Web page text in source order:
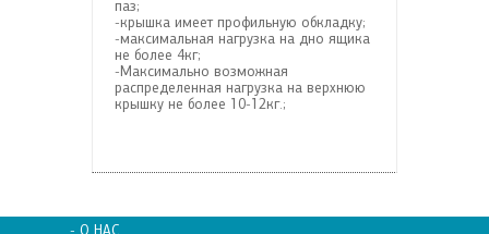
паз;
-крышка имеет профильную обкладку;
-максимальная нагрузка на дно ящика
не более 4кг;
-Максимально возможная
распределенная нагрузка на верхнюю
крышку не более 10-12кг.;
- О НАС